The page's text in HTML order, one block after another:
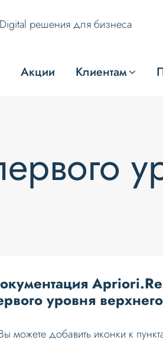
решения для бизнеса
Акции Клиентам
уровня
можете добавить иконки к